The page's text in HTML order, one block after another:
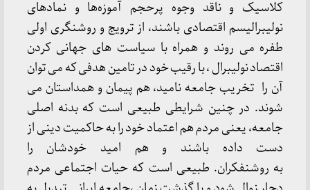
کلاسیک و ناقد وجوه پرحجم آموزه‌ها و نمادهای
نولیبرالیسم اقتصادی باشند، از ترویج و روشنگری اولی
طفره می روند و همراه با سیاست های جهانی کردن
اقتصاد نولیبرال ، با رقیب خود در تامین هدفی که می توان
آن را تخریب جامعه نامید، هم پیمان و همداستان می
شوند. در چنین شرایطی طبیعی است که بدنه اصلی
جامعه، یعنی مردم هم اعتماد خود را به حاکمیت دینی از
دست داده باشند و هم امید خودشان را
به روشنفکران. طبیعی است که حیات اجتماعی مردم